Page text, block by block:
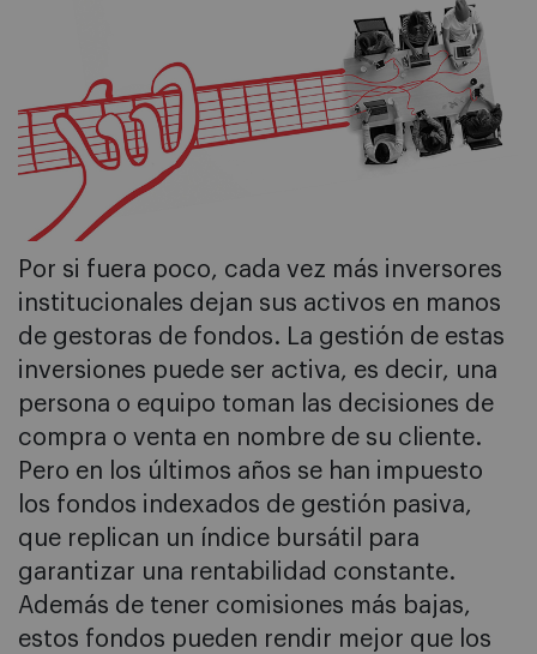
Por si fuera poco, cada vez más inversores
institucionales dejan sus activos en manos
de gestoras de fondos. La gestión de estas
inversiones puede ser activa, es decir, una
persona o equipo toman las decisiones de
compra o venta en nombre de su cliente.
Pero en los últimos años se han impuesto
los fondos indexados de gestión pasiva,
que replican un índice bursátil para
garantizar una rentabilidad constante.
Además de tener comisiones más bajas,
estos fondos pueden rendir mejor que los